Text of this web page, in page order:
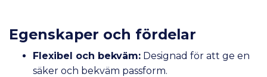
Egenskaper och fördelar
Flexibel och bekväm: Designad för att ge en
säker och bekväm passform.